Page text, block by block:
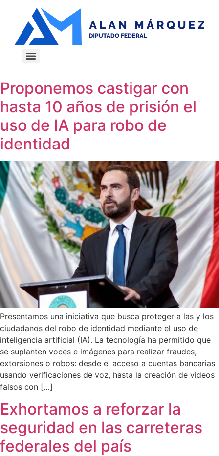
Proponemos castigar con
hasta 10 años de prisión el
uso de IA para robo de
identidad
Presentamos una iniciativa que busca proteger a las y los
ciudadanos del robo de identidad mediante el uso de
inteligencia artificial (IA). La tecnología ha permitido que
se suplanten voces e imágenes para realizar fraudes,
extorsiones o robos: desde el acceso a cuentas bancarias
usando verificaciones de voz, hasta la creación de videos
falsos con […]
Exhortamos a reforzar la
seguridad en las carreteras
federales del país